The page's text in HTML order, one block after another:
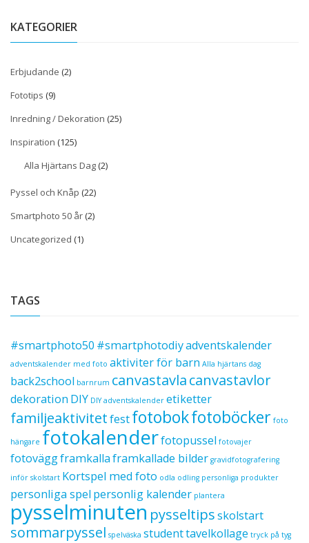
KATEGORIER
Erbjudande (2)
Fototips (9)
Inredning / Dekoration (25)
Inspiration (125)
Alla Hjärtans Dag(2)
Pyssel och Knåp (22)
Smartphoto 50 år(2)
Uncategorized (1)
TAGS
#smartphoto50 #smartphotodiyadventskalender
adventskalender med foto aktiviter för barn Alla hjärtans dag
back2school barnrum canvastavlacanvastavlor
dekoration DIY DIY adventskalender etiketter
familjeaktivitetfestfotobokfotoböcker foto
hängare fotokalenderfotopussel fotovajer
fotoväggframkallaframkallade bilder gravidfotografering
inför skolstart Kortspel med foto odla odling personliga produkter
personliga spelpersonlig kalender plantera
pysselminuten pysseltipsskolstart
sommarpyssel spelväska studenttavelkollage tryck på tyg